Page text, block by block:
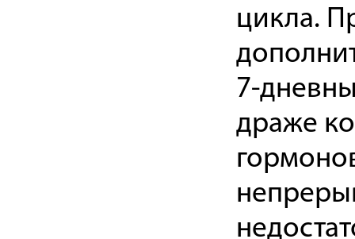
цикла.
7-
драже